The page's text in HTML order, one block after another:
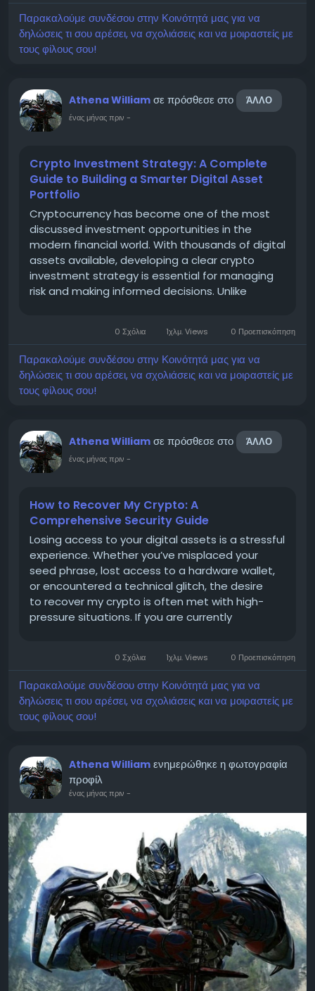
Παρακαλούμε συνδέσου στην Κοινότητά μας για να
δηλώσεις τι σου αρέσει, να σχολιάσεις και να μοιραστείς με
τους φίλους σου!
Athena William σε πρόσθεσε στο ΆΛΛΟ
ένας μήνας πριν -
Crypto Investment Strategy: A Complete
Guide to Building a Smarter Digital Asset
Portfolio
Cryptocurrency has become one of the most
discussed investment opportunities in the
modern financial world. With thousands of digital
assets available, developing a clear crypto
investment strategy is essential for managing
risk and making informed decisions. Unlike
planning, research, and...
0 Σχόλια 1χλμ. Views 0 Προεπισκόπηση
Παρακαλούμε συνδέσου στην Κοινότητά μας για να
δηλώσεις τι σου αρέσει, να σχολιάσεις και να μοιραστείς με
τους φίλους σου!
Athena William σε πρόσθεσε στο ΆΛΛΟ
ένας μήνας πριν -
How to Recover My Crypto: A
Comprehensive Security Guide
Losing access to your digital assets is a stressful
experience. Whether you’ve misplaced your
seed phrase, lost access to a hardware wallet,
or encountered a technical glitch, the desire
to recover my crypto is often met with high-
pressure situations. If you are currently
0 Σχόλια 1χλμ. Views 0 Προεπισκόπηση
Παρακαλούμε συνδέσου στην Κοινότητά μας για να
δηλώσεις τι σου αρέσει, να σχολιάσεις και να μοιραστείς με
τους φίλους σου!
Athena William ενημερώθηκε η φωτογραφία
προφίλ
ένας μήνας πριν -